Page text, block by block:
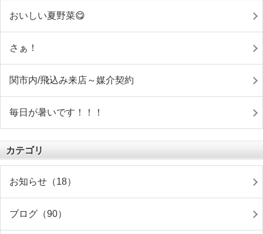
おいしい夏野菜😋
さぁ！
関市内/飛込み来店～媒介契約
毎日が暑いです！！！
カテゴリ
お知らせ（18）
ブログ（90）